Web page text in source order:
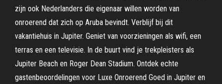
zijn ook Nederlanders die eigenaar willen worden van
onroerend dat zich op Aruba bevindt. Verblijf bij dit
vakantiehuis in Jupiter. Geniet van voorzieningen als wifi, een
terras en een televisie. In de buurt vind je trekpleisters als
Jupiter Beach en Roger Dean Stadium. Ontdek echte
gastenbeoordelingen voor Luxe Onroerend Goed in Jupiter en